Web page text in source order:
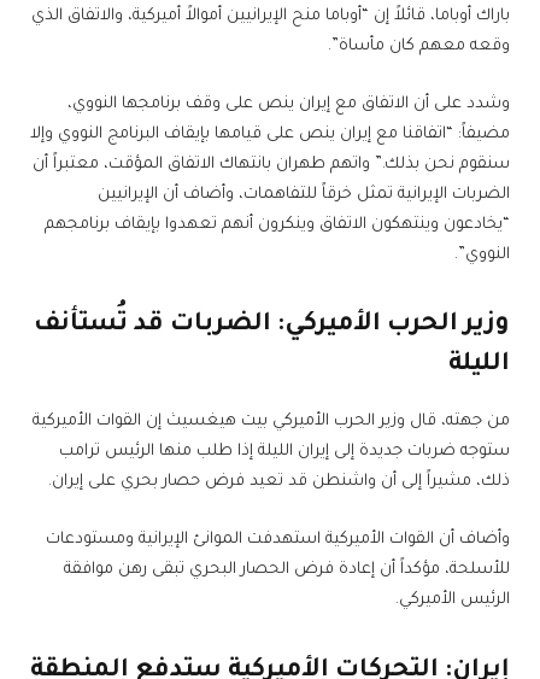
باراك أوباما، قائلاً إن “أوباما منح الإيرانيين أموالاً أميركية، والاتفاق الذي
وقعه معهم كان مأساة”.
وشدد على أن الاتفاق مع إيران ينص على وقف برنامجها النووي،
مضيفاً: “اتفاقنا مع إيران ينص على قيامها بإيقاف البرنامج النووي وإلا
سنقوم نحن بذلك.” واتهم طهران بانتهاك الاتفاق المؤقت، معتبراً أن
الضربات الإيرانية تمثل خرقاً للتفاهمات، وأضاف أن الإيرانيين
“يخادعون وينتهكون الاتفاق وينكرون أنهم تعهدوا بإيقاف برنامجهم
النووي”.
وزير الحرب الأميركي: الضربات قد تُستأنف
الليلة
من جهته، قال وزير الحرب الأميركي بيت هيغسيث إن القوات الأميركية
ستوجه ضربات جديدة إلى إيران الليلة إذا طلب منها الرئيس ترامب
ذلك، مشيراً إلى أن واشنطن قد تعيد فرض حصار بحري على إيران.
وأضاف أن القوات الأميركية استهدفت الموانئ الإيرانية ومستودعات
للأسلحة، مؤكداً أن إعادة فرض الحصار البحري تبقى رهن موافقة
الرئيس الأميركي.
إيران: التحركات الأميركية ستدفع المنطقة